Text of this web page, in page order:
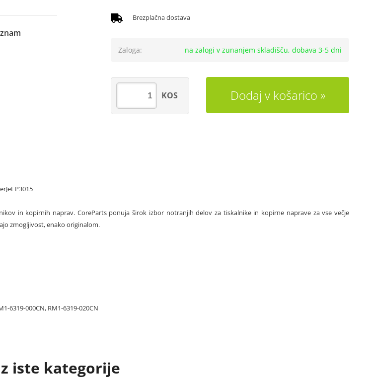
Brezplačna dostava
Zaloga: na zalogi v zunanjem skladišču, dobava 3-5 dni
Dodaj v košarico
KOS
P3015
in kopirnih naprav. CoreParts ponuja širok izbor notranjih delov za tiskalnike in kopirne naprave za vse večje
zmogljivost, enako originalom.
6319-000CN, RM1-6319-020CN
iste kategorije